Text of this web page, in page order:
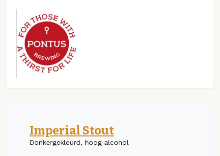
Imperial Stout
Donkergekleurd, hoog alcohol